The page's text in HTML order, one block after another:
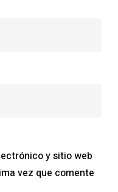
y sitio web
vez que comente